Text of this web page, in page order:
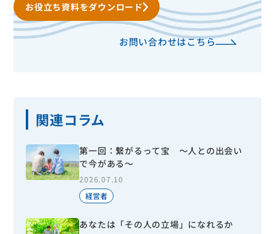
お役立ち資料をダウンロード
お問い合わせはこちら
関連コラム
第一回：繋がるって宝 ～人との出会い
で今がある～
2026.07.10
経営者
あなたは「その人の立場」になれるか